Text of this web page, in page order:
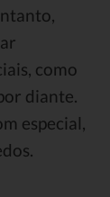
como
diante.
especial,